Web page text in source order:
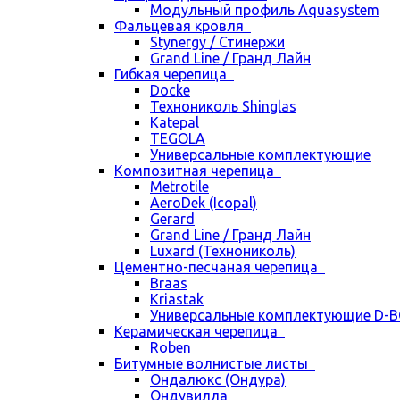
Модульный профиль Aquasystem
Фальцевая кровля
Stynergy / Стинержи
Grand Line / Гранд Лайн
Гибкая черепица
Docke
Технониколь Shinglas
Katepal
TEGOLA
Универсальные комплектующие
Композитная черепица
Metrotile
AeroDek (Icopal)
Gerard
Grand Line / Гранд Лайн
Luxard (Технониколь)
Цементно-песчаная черепица
Braas
Kriastak
Универсальные комплектующие D-
Керамическая черепица
Roben
Битумные волнистые листы
Ондалюкс (Ондура)
Ондувилла